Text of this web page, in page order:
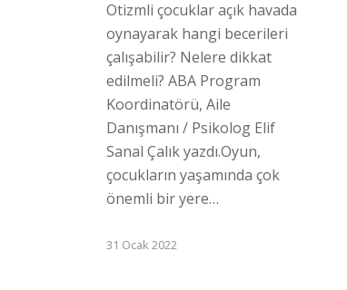
Otizmli çocuklar açık havada
oynayarak hangi becerileri
çalışabilir? Nelere dikkat
edilmeli? ABA Program
Koordinatörü, Aile
Danışmanı / Psikolog Elif
Sanal Çalık yazdı.Oyun,
çocukların yaşamında çok
önemli bir yere…
31 Ocak 2022